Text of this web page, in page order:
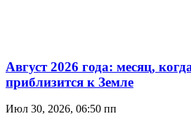
Август 2026 года: месяц,
приблизится к Земле
Июл 30, 2026, 06:50 пп